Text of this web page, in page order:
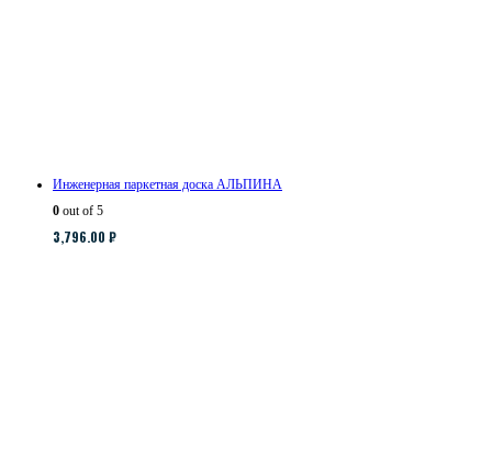
Инженерная паркетная доска АЛЬПИНА
0 out of 5
3,796.00 ₽